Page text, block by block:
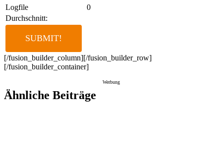
Logfile
0
Durchschnitt:
[/fusion_builder_column][/fusion_builder_row]
[/fusion_builder_container]
Werbung
Ähnliche Beiträge